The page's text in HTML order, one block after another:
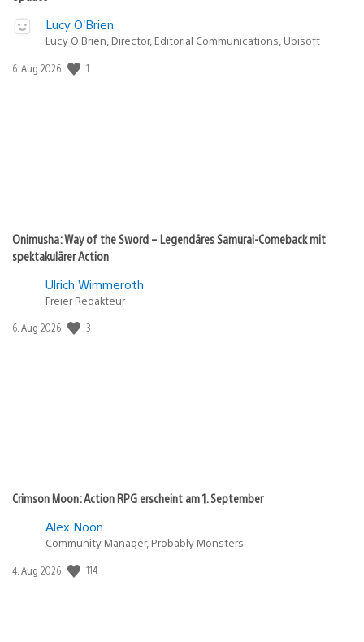
Lucy O’Brien
Lucy O’Brien, Director, Editorial Communications, Ubisoft
Veröffentlichungsdatum:
6. Aug 2026 1
Onimusha: Way of the Sword – Legendäres Samurai-Comeback mit
spektakulärer Action
Ulrich Wimmeroth
Freier Redakteur
Veröffentlichungsdatum:
6. Aug 2026 3
Crimson Moon: Action RPG erscheint am 1. September
Alex Noon
Community Manager, Probably Monsters
Veröffentlichungsdatum:
4. Aug 2026 114